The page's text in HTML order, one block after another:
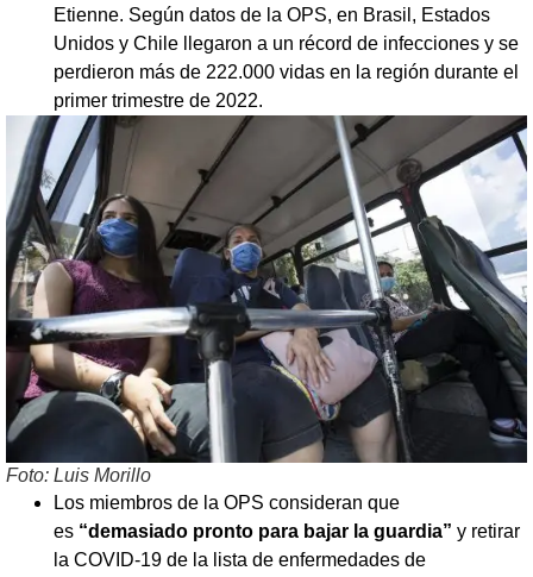
Etienne. Según datos de la OPS, en Brasil, Estados
Unidos y Chile llegaron a un récord de infecciones y se
perdieron más de 222.000 vidas en la región durante el
primer trimestre de 2022.
Foto: Luis Morillo
Los miembros de la OPS consideran que
es “demasiado pronto para bajar la guardia” y retirar
la COVID-19 de la lista de enfermedades de